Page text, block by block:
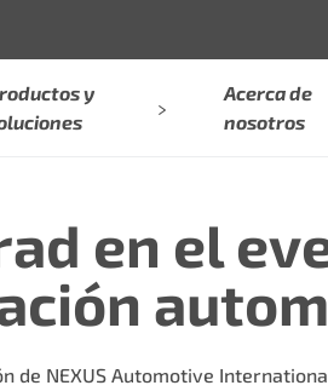
y
Acerca de
nosotros
en el
de NEXUS Automotive